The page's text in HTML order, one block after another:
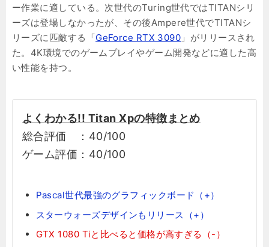
ー作業に適している。次世代のTuring世代ではTITANシリ
ーズは登場しなかったが、その後Ampere世代でTITANシ
リーズに匹敵する「GeForce RTX 3090 」がリリースされ
た。4K環境でのゲームプレイやゲーム開発などに適した高
い性能を持つ。
よくわかる!! Titan Xpの特徴まとめ
総合評価 ：40/100
ゲーム評価：40/100
Pascal世代最強のグラフィックボード（+）
スターウォーズデザインもリリース（+）
GTX 1080 Tiと比べると価格が高すぎる（-）